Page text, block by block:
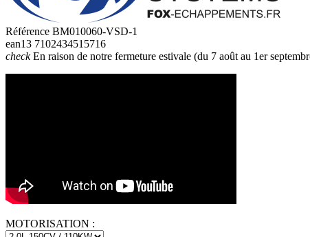
Référence BM010060-VSD-1
ean13 7102434515716
checkEn raison de notre fermeture estivale (du 7 août au 1er
MOTORISATION :